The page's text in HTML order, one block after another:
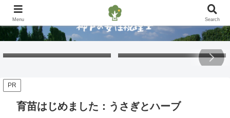
Free Gift – Kuma’s
「くまちゃんポストカード」
PR
育苗はじめました：うさぎとハーブ
Menu Search